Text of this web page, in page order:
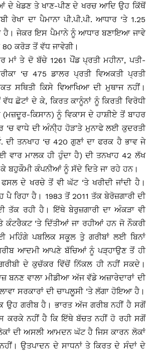
ਦੇ ਖੇਡਣ ਤੇ ਖਾਣ-ਪੀਣ ਦੇ ਖਰਚ ਆਦਿ ਉਹ ਕਿੱਥੋਂ
ਦਾ ਪੈਮਾਨਾ ਪੀ.ਪੀ.ਪੀ. ਆਧਾਰ ‘ਤੇ 1.25
ਹੈ। ਜੇਕਰ ਇਸ ਪੈਮਾਨੇ ਨੂੰ ਆਧਾਰ ਬਣਾਇਆ ਜਾਵੇ
80 ਕਰੋੜ ਤੋਂ ਵੱਧ ਜਾਵੇਗੀ।
ਤੇ ਦੋ ਬੱਚੇ 1261 ਪੌਂਡ ਪ੍ਰਤੀ ਮਹੀਨਾ, ਪਤੀ-
‘ਚ 475 ਡਾਲਰ ਪ੍ਰਤੀ ਵਿਅਕਤੀ ਪ੍ਰਤੀ
ਸਥਿਤੀ ਕਿਸੇ ਵਿਆਖਿਆ ਦੀ ਮੁਥਾਜ ਨਹੀਂ।
ਛੋਟਾਂ ਦੇ ਕੇ, ਕਿਰਤ ਕਾਨੂੰਨਾਂ ਨੂੰ ਕਿਰਤੀ ਵਿਰੋਧੀ
ਕਿਸਾਨ) ਨੂੰ ਵਿਕਾਸ ਦੇ ਹਾਸ਼ੀਏ ਤੋਂ ਬਾਹਰ
ਵਾਧੇ ਦੀ ਅੰਨੀ੍ਹ ਹੋੜ’ਤੇ ਮੁਨਾਫੇ ਲਈ ਕੁਦਰਤੀ
ਤਨਖਾਹ ‘ਚ 420 ਗੁਣਾਂ ਦਾ ਫਰਕ ਹੈ ਭਾਵ ਜੇ
ਵਾਰ ਮਾਲਕ ਹੀ ਹੁੰਦਾ ਹੈ) ਦੀ ਤਨਖਾਹ 42 ਲੱਖ
ਕੇ ਬਹੁਕੌਮੀ ਕੰਪਨੀਆਂ ਨੂੰ ਸੱਦੇ ਦਿਤੇ ਜਾ ਰਹੇ ਹਨ।
ਦੇ ਖਰਚੇ ਤੋਂ ਵੀ ਘੱਟ ‘ਤੇ ਖਰੀਦੀ ਜਾਂਦੀ ਹੈ।
ਰਿਹਾ ਹੈ। 1983 ਤੋਂ 2011 ਤੱਕ ਬੇਰੋਜ਼ਗਾਰੀ ਦੀ
ਤੱਕ ਰਹੀ ਹੈ। ਇੱਥੇ ਬੇਰੁਜ਼ਗਾਰੀ ਦਾ ਅੰਕੜਾ ਵੀ
‘ਤੇ ਦਿੱਤੀਆਂ ਜਾ ਰਹੀਆਂ ਹਨ ਜੋ ਨੌਕਰੀ
ਮਹਿੰਗੇ ਪਬਲਿਕ ਸਕੂਲ ਤੇੁ ਗਰੀਬਾਂ ਲਈ ਬਿਨਾਂ
ਆਦਮੀ ਆਪਣੇ ਬੱਚਿਆਂ ਨੂੰ ਪੜ੍ਹਾਉਣ ਤੋਂ ਹੀ
ਦੇ ਕੁਚੱਕਰ ਵਿੱਚੋਂ ਨਿੱਕਲ ਹੀ ਨਹੀਂ ਸਕਦੇ।
ਬਨਣ ਵਾਲਾ ਮੀਡੀਆ ਅੱਜ ਵੱਡੇ ਅਜ਼ਾਰੇਦਾਰਾਂ ਦੀ
ਸਰਕਾਰਾਂ ਦੀ ਚਾਪਲੂਸੀ ‘ਤੇ ਲੱਗਾ ਹੋਇਆ ਹੈ।
ਗਰੀਬ ਹੈ। ਭਾਰਤ ਅੱਜ ਗਰੀਬ ਨਹੀਂ ਹੈ ਸਗੋਂ
ਨਹੀਂ ਹੈ ਕਿ ਇੱਥੇ ਬੱਚਤ ਨਹੀਂ ਹੋ ਰਹੀ ਸਗੋਂ
ਦੀ ਅਸਲੀ ਆਮਦਨ ਘੱਟ ਹੈ ਜਿਸ ਕਾਰਨ ਲੋਕਾਂ
ਉਤਪਾਦਨ ਦੇ ਸਾਧਨਾਂ ਤੇ ਕਿਰਤ ਦੇ ਸੰਦਾਂ ਦੇ